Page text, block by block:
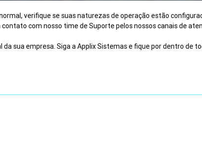
verifique se suas naturezas de operação estão
contato com nosso time de Suporte pelos nossos canais de
da sua empresa. Siga a Applix Sistemas e fique por dentro de